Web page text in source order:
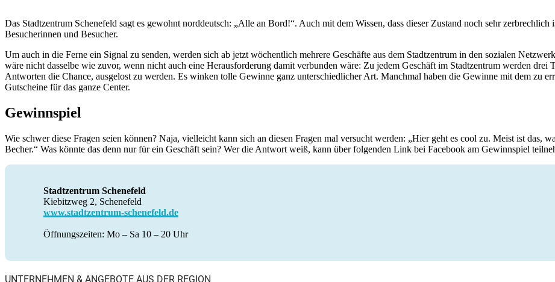
Das Stadtzentrum Schenefeld sagt es gewohnt norddeutsch: „Alle an Bord!“. Auch mit dem Wissen, dass dieser Zustand noch sehr
Besucherinnen und Besucher.
Um auch in die Ferne ein Signal zu senden, werden sich ab jetzt wöchentlich mehrere Geschäfte aus dem Stadtzentrum in den sozialen
wäre nicht dasselbe wie zuvor, wenn nicht auch eine Herausforderung damit verbunden wäre: Zu jedem Geschäft im Stadtzentrum werden drei
Antworten die Chance, ausgelost zu werden. Es winken tolle Gewinne ganz unterschiedlicher Art. Manchmal haben die Gewinne mit dem zu
Gutscheine für das ganze Center.
Gewinnspiel
Wie schwer diese Fragen seien können? Naja, vielleicht kann sich an diesen Fragen mal versucht werden: „Hier geht es cool zu. Meist ist das,
Becher.“ Was könnte das denn nur für ein Geschäft sein? Wer die Antwort weiß, kann über folgenden Link bei Facebook am Gewinnspiel
Stadtzentrum Schenefeld
Kiebitzweg 2, Schenefeld
www.stadtzentrum-schenefeld.de
Öffnungszeiten: Mo – Sa 10 – 20 Uhr